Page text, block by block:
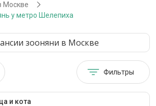
Москве
у метро Шелепиха
зооняни в Москве
Фильтры
и кота